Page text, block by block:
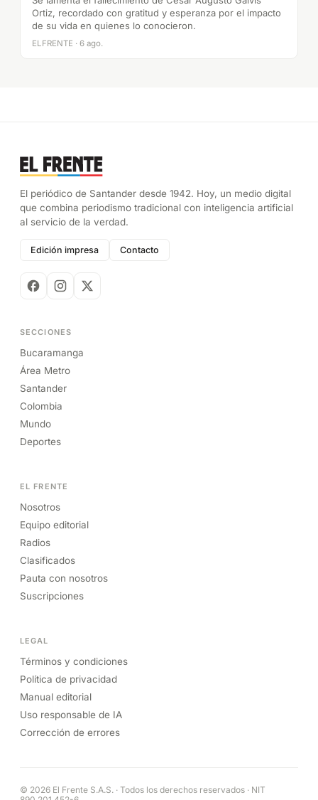
Se lamenta el fallecimiento de César Augusto Galvis
Ortiz, recordado con gratitud y esperanza por el impacto
ELFRENTE · 6 ago.
El periódico de Santander desde 1942. Hoy, un medio digital
que combina periodismo tradicional con inteligencia artificial
Edición impresa
SECCIONES
Bucaramanga
Área Metro
Santander
Colombia
Mundo
Deportes
EL FRENTE
Nosotros
Equipo editorial
Radios
Clasificados
Pauta con nosotros